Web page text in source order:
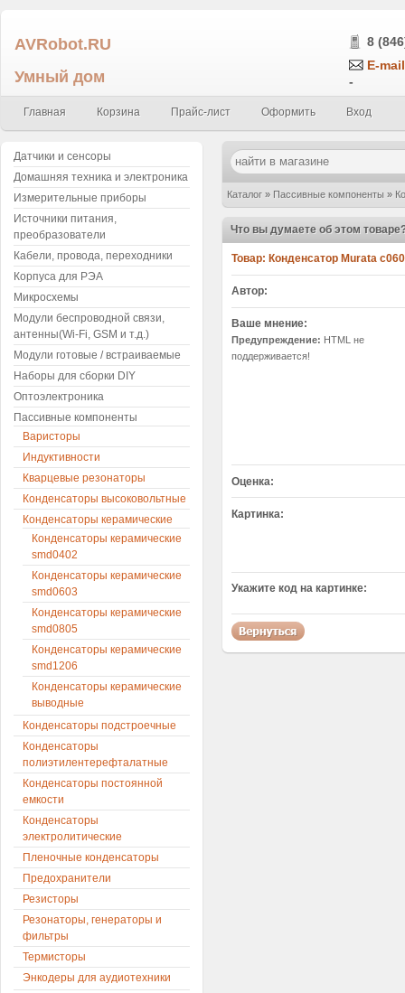
AVRobot.RU
Умный дом
8
E-
-
Главная Корзина Прайс-лист Оформить Вход
Каталог » Пассивные компоненты »
Что вы думаете об этом
Товар:
Автор:
Ваше мнение:
Предупреждение: HTML не
поддерживается!
Оценка:
Картинка:
Укажите код на картинке:
Датчики и сенсоры
Домашняя техника и электроника
Измерительные приборы
Источники питания,
преобразователи
Кабели, провода, переходники
Корпуса для РЭА
Микросхемы
Модули беспроводной связи,
антенны(Wi-Fi, GSM и т.д.)
Модули готовые / встраиваемые
Наборы для сборки DIY
Оптоэлектроника
Пассивные компоненты
Варисторы
Индуктивности
Кварцевые резонаторы
Конденсаторы высоковольтные
Конденсаторы керамические
Конденсаторы керамические
smd0402
Конденсаторы керамические
smd0603
Конденсаторы керамические
smd0805
Конденсаторы керамические
smd1206
Конденсаторы керамические
выводные
Конденсаторы подстроечные
Конденсаторы
полиэтилентерефталатные
Конденсаторы постоянной
емкости
Конденсаторы
электролитические
Пленочные конденсаторы
Предохранители
Резисторы
Резонаторы, генераторы и
фильтры
Термисторы
Энкодеры для аудиотехники